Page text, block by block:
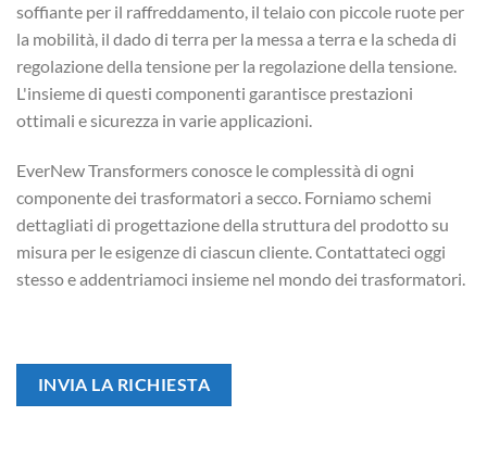
soffiante per il raffreddamento, il telaio con piccole ruote per
la mobilità, il dado di terra per la messa a terra e la scheda di
regolazione della tensione per la regolazione della tensione.
L'insieme di questi componenti garantisce prestazioni
ottimali e sicurezza in varie applicazioni.
EverNew Transformers conosce le complessità di ogni
componente dei trasformatori a secco. Forniamo schemi
dettagliati di progettazione della struttura del prodotto su
misura per le esigenze di ciascun cliente. Contattateci oggi
stesso e addentriamoci insieme nel mondo dei trasformatori.
INVIA LA RICHIESTA